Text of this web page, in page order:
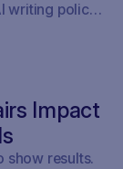
writing policy.
the
Impact
show results.